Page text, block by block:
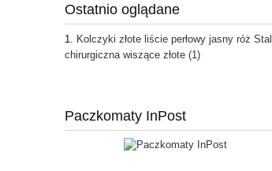
Ostatnio oglądane
Kolczyki złote liście perłowy jasny róż Stal
chirurgiczna wiszące złote (1)
Paczkomaty InPost